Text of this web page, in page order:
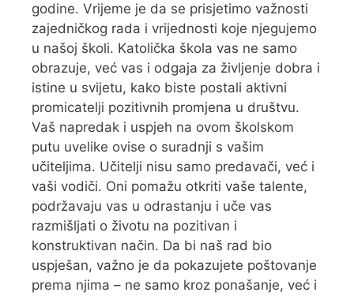
godine. Vrijeme je da se prisjetimo važnosti
zajedničkog rada i vrijednosti koje njegujemo
u našoj školi. Katolička škola vas ne samo
obrazuje, već vas i odgaja za življenje dobra i
istine u svijetu, kako biste postali aktivni
promicatelji pozitivnih promjena u društvu.
Vaš napredak i uspjeh na ovom školskom
putu uvelike ovise o suradnji s vašim
učiteljima. Učitelji nisu samo predavači, već i
vaši vodiči. Oni pomažu otkriti vaše talente,
podržavaju vas u odrastanju i uče vas
razmišljati o životu na pozitivan i
konstruktivan način. Da bi naš rad bio
uspješan, važno je da pokazujete poštovanje
prema njima – ne samo kroz ponašanje, već i